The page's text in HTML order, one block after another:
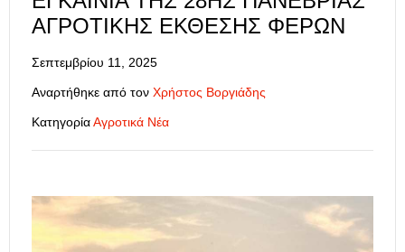
ΑΓΡΟΤΙΚΉΣ ΈΚΘΕΣΗΣ ΦΕΡΏΝ
Σεπτεμβρίου 11, 2025
Αναρτήθηκε από τον Χρήστος Βοργιάδης
ΚατηγορίαΑγροτικά Νέα